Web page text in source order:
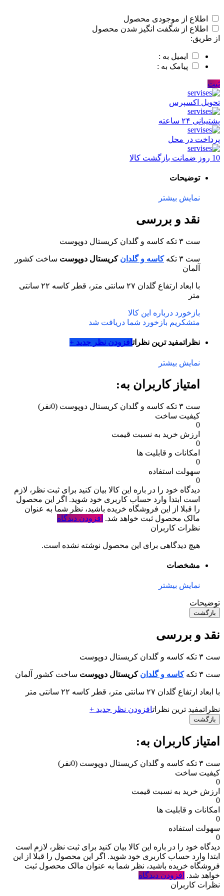
اطلاع از موجودی محصول
اطلاع از شگفت انگیز شدن محصول
از طریق:
ایمیل به :
پیامک به :
ثبت
تحویل اکسپرس
پشتیبانی ۲۴ ساعته
پرداخت در محل
10 روز ضمانت بازگشت کالا
توضیحات
نمایش بیشتر
نقد و بررسی
ست ٣ تكه کاسه و گلدان كريستال دوپوست
ست ٣ تكه کاسه و گلدان كريستال دوپوست ساخت کشور
آلمان
با ابعاد ارتفاع گلدان ٢٧ سانتی متر، قطر كاسه ٢٢ سانتی
متر
بازخورد درباره این کالا
متشکریم بازخورد شما دریافت شد
نظراتمفید ترین نظراتافزودن نظر جدید +
نمایش بیشتر
امتیاز کاربران به:
ست ٣ تكه کاسه و گلدان كريستال دوپوست
(0نفر)
کیفیت ساخت
0
ارزش خرید به نسبت قیمت
0
امکانات و قابلیت ها
0
سهولت استفاده
0
دیدگاه خود را در باره این کالا بیان کنید برای ثبت نظر، لازم
است ابتدا وارد حساب کاربری خود شوید. اگر این محصول
را قبلا از این فروشگاه خریده باشید، نظر شما به عنوان
مالک محصول ثبت خواهد شد. افزودن دیدگاه
نظرات کاربران
هیچ دیدگاهی برای این محصول نوشته نشده است.
مشخصات
نمایش بیشتر
توضیحات
بازگشت
نقد و بررسی
ست ٣ تكه کاسه و گلدان كريستال دوپوست
ست ٣ تكه کاسه و گلدان كريستال دوپوست ساخت کشور آلمان
با ابعاد ارتفاع گلدان ٢٧ سانتی متر، قطر كاسه ٢٢ سانتی متر
نظراتمفید ترین نظراتافزودن نظر جدید +
بازگشت
امتیاز کاربران به:
ست ٣ تكه کاسه و گلدان كريستال دوپوست
(0نفر)
کیفیت ساخت
0
ارزش خرید به نسبت قیمت
0
امکانات و قابلیت ها
0
سهولت استفاده
0
دیدگاه خود را در باره این کالا بیان کنید برای ثبت نظر، لازم است
ابتدا وارد حساب کاربری خود شوید. اگر این محصول را قبلا از این
فروشگاه خریده باشید، نظر شما به عنوان مالک محصول ثبت
خواهد شد. افزودن دیدگاه
نظرات کاربران